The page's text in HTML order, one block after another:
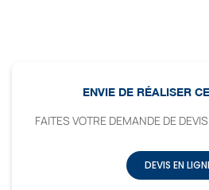
ENVIE DE RÉALISER
FAITES VOTRE DEMANDE DE
DEVIS EN